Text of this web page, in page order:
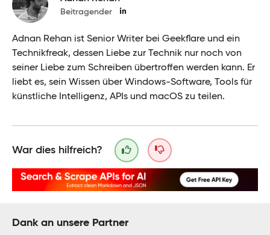
Beitragender
Adnan Rehan ist Senior Writer bei Geekflare und ein
Technikfreak, dessen Liebe zur Technik nur noch von
seiner Liebe zum Schreiben übertroffen werden kann. Er
liebt es, sein Wissen über Windows-Software, Tools für
künstliche Intelligenz, APIs und macOS zu teilen.
War dies hilfreich?
Dank an unsere Partner